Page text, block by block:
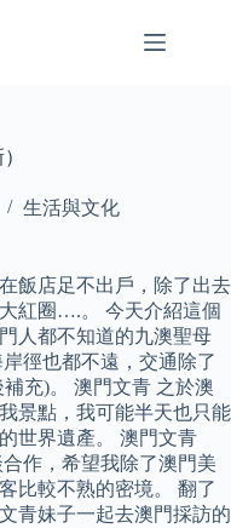
生活與文化
飯店足不出戶，除了出去
紅圈….。 今天介紹這個
人都不知道的九澳聖母
徑也都不遠，交通除了
充)。 澳門文青 之於澳
景點，我可能半天也只能
世界遺產。 澳門文青
作，希望我除了澳門美
比較不熟的密境。 翻了
青妹子一起去澳門採訪的